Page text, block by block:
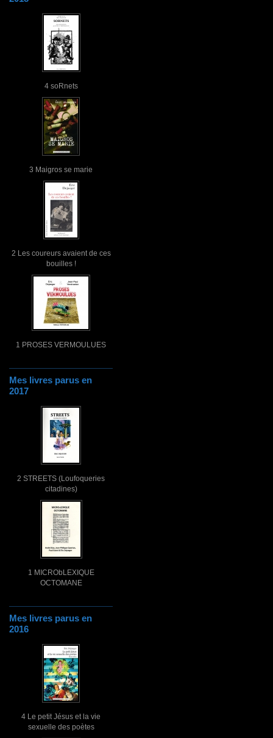
4 soRnets
3 Maigros se marie
2 Les coureurs avaient de ces
bouilles !
1 PROSES VERMOULUES
Mes livres parus en
2017
2 STREETS (Loufoqueries
citadines)
1 MICRObLEXIQUE
OCTOMANE
Mes livres parus en
2016
4 Le petit Jésus et la vie
sexuelle des poètes